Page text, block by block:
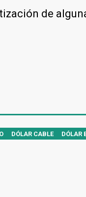
de
DÓLAR CABLE DÓLAR